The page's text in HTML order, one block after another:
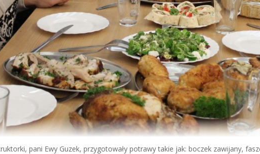
pani Ewy Guzek, przygotowały potrawy takie jak: boczek zawijany,